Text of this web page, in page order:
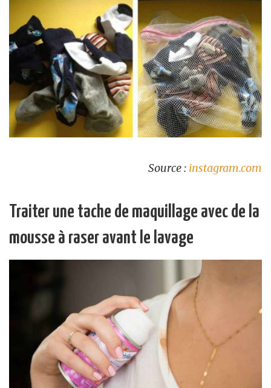
Source : instagram.com
Traiter une tache de maquillage avec de la
mousse à raser avant le lavage